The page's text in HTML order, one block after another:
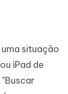
situação
iPad de